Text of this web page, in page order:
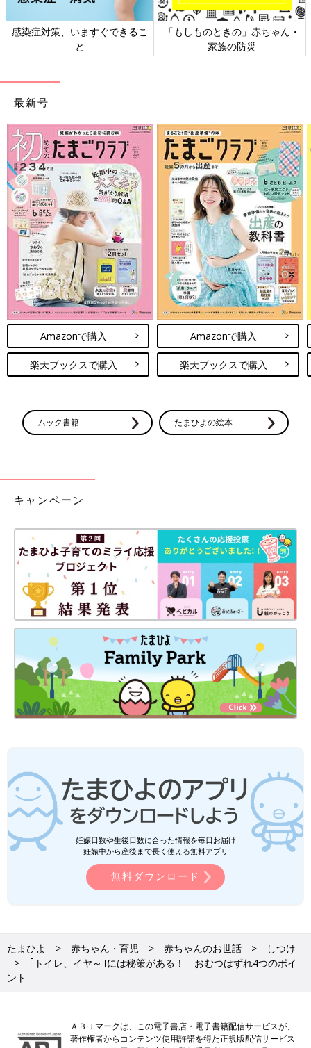
感染症対策、いますぐできるこ
と
「もしものときの」赤ちゃん・
家族の防災
最新号
Amazonで購入
楽天ブックスで購入
Amazonで購入
楽天ブックスで購入
ムック書籍 たまひよの絵本
キャンペーン
妊娠日数や生後日数に合った情報を毎日お届け
妊娠中から産後まで長く使える無料アプリ
無料ダウンロード
たまひよ 赤ちゃん・育児 赤ちゃんのお世話
しつけ
｢トイレ、イヤ～｣には秘策がある！ おむつはずれ4つのポイ
ント
ＡＢＪマークは、この電子書店・電子書籍配信サービスが、
著作権者からコンテンツ使用許諾を得た正規版配信サービス